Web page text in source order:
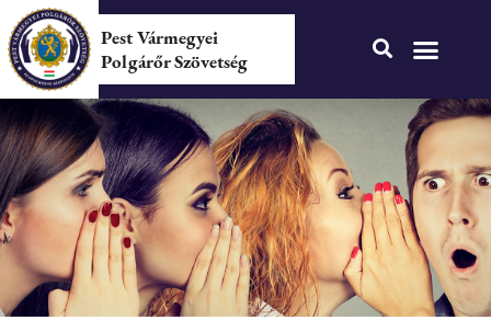
Pest Vármegyei
Polgárőr Szövetség